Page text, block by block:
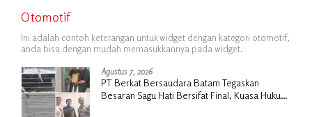
Otomotif
Ini adalah contoh keterangan untuk widget dengan kategori otomotif,
anda bisa dengan mudah memasukkannya pada widget.
Agustus 7, 2026
PT Berkat Bersaudara Batam Tegaskan
Besaran Sagu Hati Bersifat Final, Kuasa Hukum